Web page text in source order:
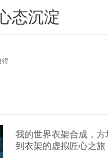
态沉淀
得
我的世界衣架合成，
到衣架的虚拟匠心之旅